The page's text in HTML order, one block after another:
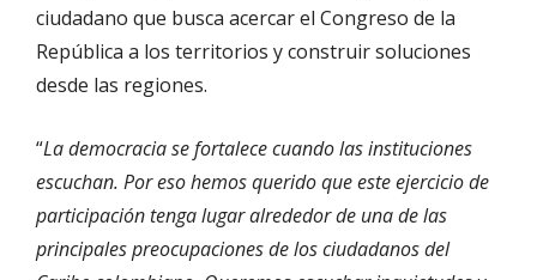
ciudadano que busca acercar el Congreso de la
República a los territorios y construir soluciones
desde las regiones.
“La democracia se fortalece cuando las instituciones
escuchan. Por eso hemos querido que este ejercicio de
participación tenga lugar alrededor de una de las
principales preocupaciones de los ciudadanos del